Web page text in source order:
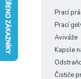
Prací
Prací
Aviváže
Kapsle
Čističe